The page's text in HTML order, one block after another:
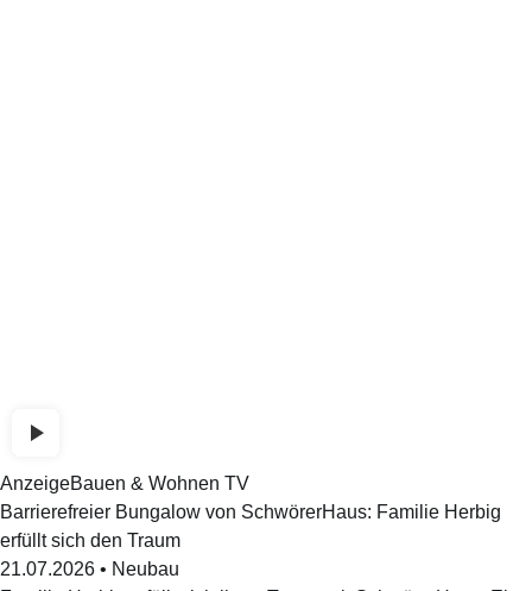
AnzeigeBauen & Wohnen TV
Barrierefreier Bungalow von SchwörerHaus: Familie Herbig
erfüllt sich den Traum
21.07.2026 • Neubau